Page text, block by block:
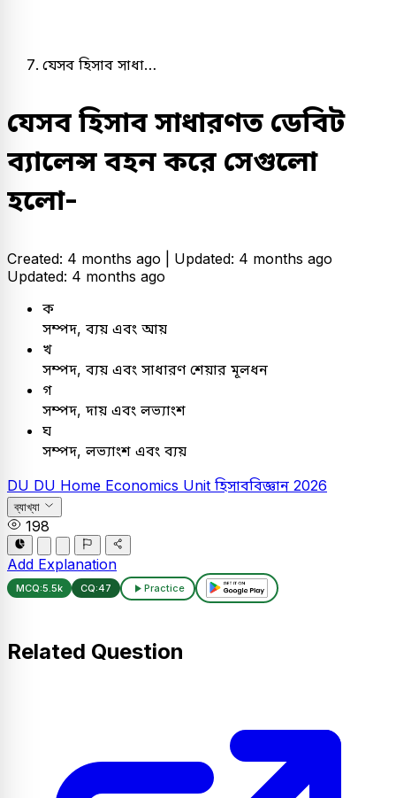
যেসব হিসাব সাধা…
যেসব হিসাব সাধারণত ডেবিট
ব্যালেন্স বহন করে সেগুলো
হলো-
Created: 4 months ago | Updated: 4 months ago
Updated: 4 months ago
ক
সম্পদ, ব্যয় এবং আয়
খ
সম্পদ, ব্যয় এবং সাধারণ শেয়ার মূলধন
গ
সম্পদ, দায় এবং লভ্যাংশ
ঘ
সম্পদ, লভ্যাংশ এবং ব্যয়
DU DU Home Economics Unit হিসাববিজ্ঞান 2026
ব্যাখ্যা
198
Add Explanation
MCQ:5.5k CQ:47 Practice
Related Question